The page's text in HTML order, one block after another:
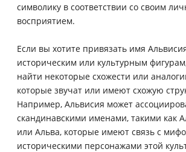
символику в соответствии со своим
восприятием.
Если вы хотите привязать имя
историческим или культурным
найти некоторые схожести или
которые звучат или имеют схожую
Например, Альвисия может
скандинавскими именами, такими как
или Альва, которые имеют связь с
историческими персонажами этой